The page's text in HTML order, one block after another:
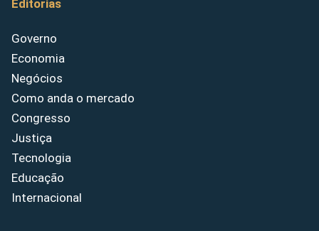
Editorias
Governo
Economia
Negócios
Como anda o mercado
Congresso
Justiça
Tecnologia
Educação
Internacional